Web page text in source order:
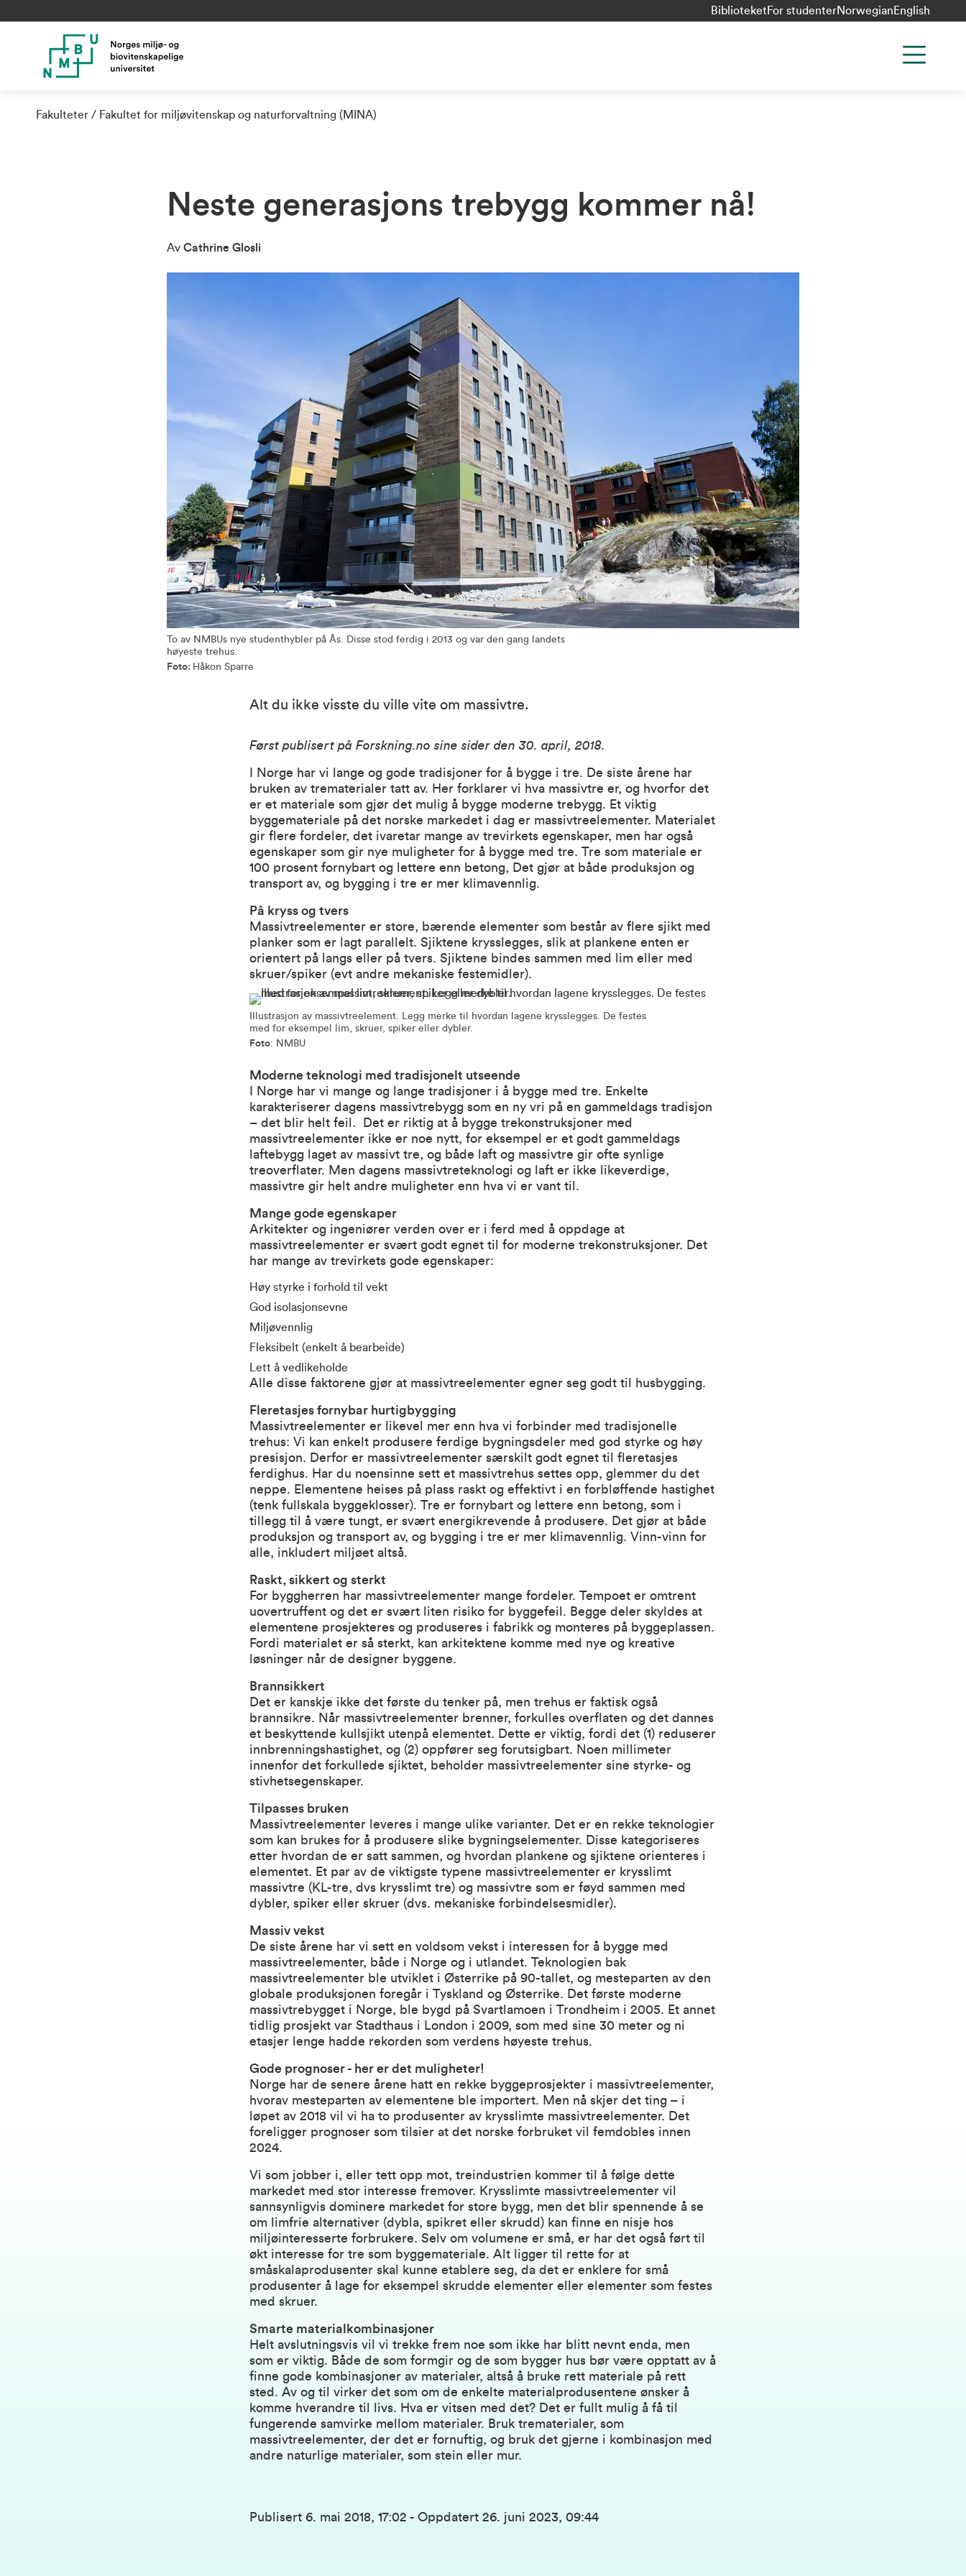
Biblioteket For studenterNorwegian English
Fakulteter Fakultet for miljøvitenskap og naturforvaltning (MINA)
Neste generasjons trebygg kommer nå!
Av Cathrine Glosli
To av NMBUs nye studenthybler på Ås. Disse stod ferdig i 2013 og var den gang landets
høyeste trehus.
Foto: Håkon Sparre
Alt du ikke visste du ville vite om massivtre.
Først publisert på Forskning.no sine sider den 30. april, 2018.
I Norge har vi lange og gode tradisjoner for å bygge i tre. De siste årene har
bruken av trematerialer tatt av. Her forklarer vi hva massivtre er, og hvorfor det
er et materiale som gjør det mulig å bygge moderne trebygg. Et viktig
byggemateriale på det norske markedet i dag er massivtreelementer. Materialet
gir flere fordeler, det ivaretar mange av trevirkets egenskaper, men har også
egenskaper som gir nye muligheter for å bygge med tre. Tre som materiale er
100 prosent fornybart og lettere enn betong, Det gjør at både produksjon og
transport av, og bygging i tre er mer klimavennlig.
På kryss og tvers
Massivtreelementer er store, bærende elementer som består av flere sjikt med
planker som er lagt parallelt. Sjiktene krysslegges, slik at plankene enten er
orientert på langs eller på tvers. Sjiktene bindes sammen med lim eller med
skruer/spiker (evt andre mekaniske festemidler).
Illustrasjon av massivtreelement. Legg merke til hvordan lagene krysslegges. De festes
med for eksempel lim, skruer, spiker eller dybler.
Foto: NMBU
Moderne teknologi med tradisjonelt utseende
I Norge har vi mange og lange tradisjoner i å bygge med tre. Enkelte
karakteriserer dagens massivtrebygg som en ny vri på en gammeldags tradisjon
– det blir helt feil. Det er riktig at å bygge trekonstruksjoner med
massivtreelementer ikke er noe nytt, for eksempel er et godt gammeldags
laftebygg laget av massivt tre, og både laft og massivtre gir ofte synlige
treoverflater. Men dagens massivtreteknologi og laft er ikke likeverdige,
massivtre gir helt andre muligheter enn hva vi er vant til.
Mange gode egenskaper
Arkitekter og ingeniører verden over er i ferd med å oppdage at
massivtreelementer er svært godt egnet til for moderne trekonstruksjoner. Det
har mange av trevirkets gode egenskaper:
Høy styrke i forhold til vekt
God isolasjonsevne
Miljøvennlig
Fleksibelt (enkelt å bearbeide)
Lett å vedlikeholde
Alle disse faktorene gjør at massivtreelementer egner seg godt til husbygging.
Fleretasjes fornybar hurtigbygging
Massivtreelementer er likevel mer enn hva vi forbinder med tradisjonelle
trehus: Vi kan enkelt produsere ferdige bygningsdeler med god styrke og høy
presisjon. Derfor er massivtreelementer særskilt godt egnet til fleretasjes
ferdighus. Har du noensinne sett et massivtrehus settes opp, glemmer du det
neppe. Elementene heises på plass raskt og effektivt i en forbløffende hastighet
(tenk fullskala byggeklosser). Tre er fornybart og lettere enn betong, som i
tillegg til å være tungt, er svært energikrevende å produsere. Det gjør at både
produksjon og transport av, og bygging i tre er mer klimavennlig. Vinn-vinn for
alle, inkludert miljøet altså.
Raskt, sikkert og sterkt
For byggherren har massivtreelementer mange fordeler. Tempoet er omtrent
uovertruffent og det er svært liten risiko for byggefeil. Begge deler skyldes at
elementene prosjekteres og produseres i fabrikk og monteres på byggeplassen.
Fordi materialet er så sterkt, kan arkitektene komme med nye og kreative
løsninger når de designer byggene.
Brannsikkert
Det er kanskje ikke det første du tenker på, men trehus er faktisk også
brannsikre. Når massivtreelementer brenner, forkulles overflaten og det dannes
et beskyttende kullsjikt utenpå elementet. Dette er viktig, fordi det (1) reduserer
innbrenningshastighet, og (2) oppfører seg forutsigbart. Noen millimeter
innenfor det forkullede sjiktet, beholder massivtreelementer sine styrke- og
stivhetsegenskaper.
Tilpasses bruken
Massivtreelementer leveres i mange ulike varianter. Det er en rekke teknologier
som kan brukes for å produsere slike bygningselementer. Disse kategoriseres
etter hvordan de er satt sammen, og hvordan plankene og sjiktene orienteres i
elementet. Et par av de viktigste typene massivtreelementer er krysslimt
massivtre (KL-tre, dvs krysslimt tre) og massivtre som er føyd sammen med
dybler, spiker eller skruer (dvs. mekaniske forbindelsesmidler).
Massiv vekst
De siste årene har vi sett en voldsom vekst i interessen for å bygge med
massivtreelementer, både i Norge og i utlandet. Teknologien bak
massivtreelementer ble utviklet i Østerrike på 90-tallet, og mesteparten av den
globale produksjonen foregår i Tyskland og Østerrike. Det første moderne
massivtrebygget i Norge, ble bygd på Svartlamoen i Trondheim i 2005. Et annet
tidlig prosjekt var Stadthaus i London i 2009, som med sine 30 meter og ni
etasjer lenge hadde rekorden som verdens høyeste trehus.
Gode prognoser - her er det muligheter!
Norge har de senere årene hatt en rekke byggeprosjekter i massivtreelementer,
hvorav mesteparten av elementene ble importert. Men nå skjer det ting – i
løpet av 2018 vil vi ha to produsenter av krysslimte massivtreelementer. Det
foreligger prognoser som tilsier at det norske forbruket vil femdobles innen
2024.
Vi som jobber i, eller tett opp mot, treindustrien kommer til å følge dette
markedet med stor interesse fremover. Krysslimte massivtreelementer vil
sannsynligvis dominere markedet for store bygg, men det blir spennende å se
om limfrie alternativer (dybla, spikret eller skrudd) kan finne en nisje hos
miljøinteresserte forbrukere. Selv om volumene er små, er har det også ført til
økt interesse for tre som byggemateriale. Alt ligger til rette for at
småskalaprodusenter skal kunne etablere seg, da det er enklere for små
produsenter å lage for eksempel skrudde elementer eller elementer som festes
med skruer.
Smarte materialkombinasjoner
Helt avslutningsvis vil vi trekke frem noe som ikke har blitt nevnt enda, men
som er viktig. Både de som formgir og de som bygger hus bør være opptatt av å
finne gode kombinasjoner av materialer, altså å bruke rett materiale på rett
sted. Av og til virker det som om de enkelte materialprodusentene ønsker å
komme hverandre til livs. Hva er vitsen med det? Det er fullt mulig å få til
fungerende samvirke mellom materialer. Bruk trematerialer, som
massivtreelementer, der det er fornuftig, og bruk det gjerne i kombinasjon med
andre naturlige materialer, som stein eller mur.
Publisert 6. mai 2018, 17:02 - Oppdatert 26. juni 2023, 09:44